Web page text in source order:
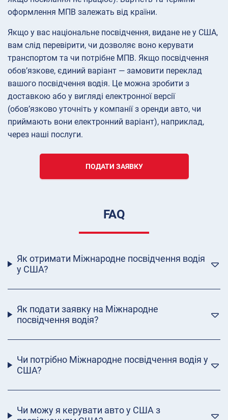
оформлення МПВ залежать від країни.
Якщо у вас національне посвідчення, видане не у США,
вам слід перевірити, чи дозволяє воно керувати
транспортом та чи потрібне МПВ. Якщо посвідчення
обов’язкове, єдиний варіант — замовити переклад
вашого посвідчення водія. Це можна зробити з
доставкою або у вигляді електронної версії
(обов’язково уточніть у компанії з оренди авто, чи
приймають вони електронний варіант), наприклад,
через наші послуги.
ПОДАТИ ЗАЯВКУ
FAQ
Як отримати Міжнародне посвідчення водія
у США?
Як подати заявку на Міжнародне
посвідчення водія?
Чи потрібно Міжнародне посвідчення водія у
США?
Чи можу я керувати авто у США з